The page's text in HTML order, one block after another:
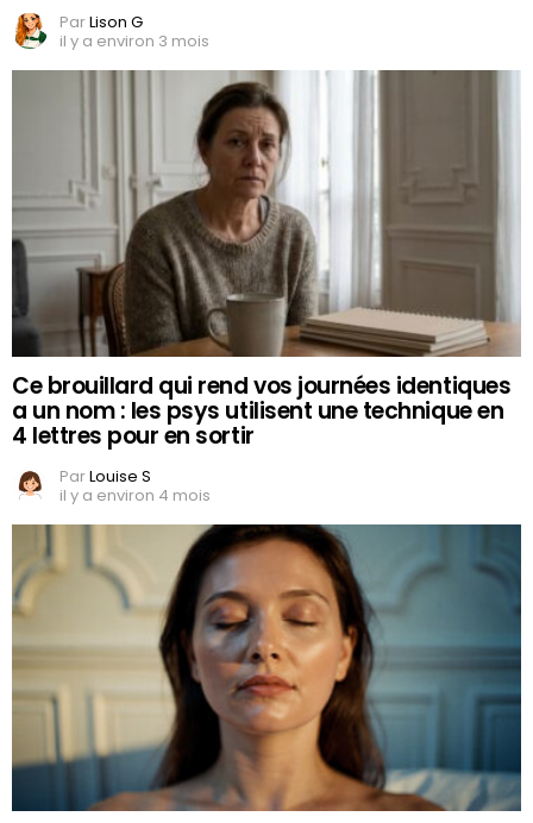
ParLison G
il y a environ 3 mois
Ce brouillard qui rend vos journées identiques
a un nom : les psys utilisent une technique en
4 lettres pour en sortir
ParLouise S
il y a environ 4 mois